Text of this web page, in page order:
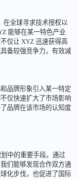
在全球寻求技术授权以
能够在某一特色产业
仅让 XYZ 迅速获得高
备较强竞争力，有效减
品牌形象引入某一特定
仅快速扩大了市场影响
品牌在该市场的认知度
中的重要手段。通过
们能够发现合作双方通
化步伐，也促进了国际